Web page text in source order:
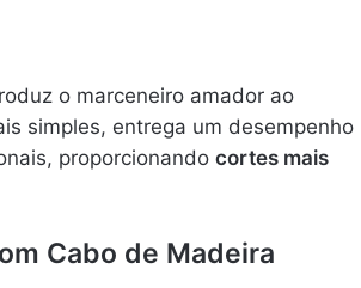
o marceneiro amador ao
simples, entrega um desempenho
proporcionando cortes mais
Cabo de Madeira